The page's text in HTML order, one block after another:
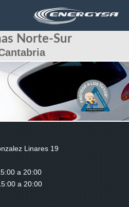
Norte-Sur
Linares 19
a 20:00
a 20:00